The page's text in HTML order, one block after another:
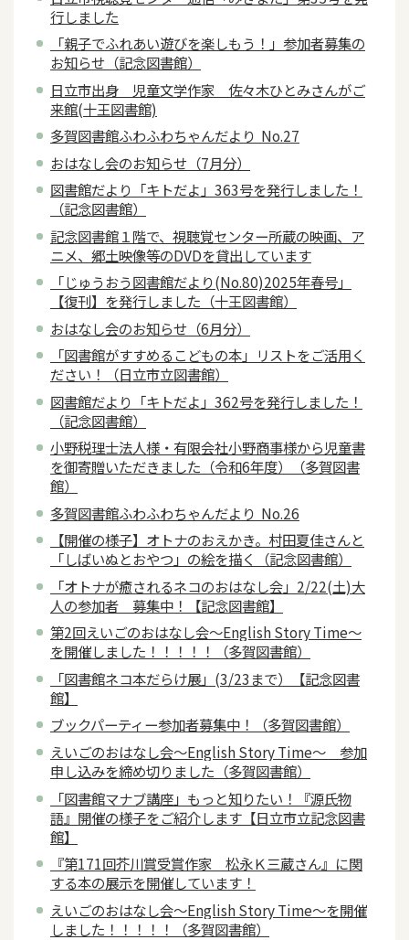
行しました
「親子でふれあい遊びを楽しもう！」参加者募集の
お知らせ（記念図書館）
日立市出身 児童文学作家 佐々木ひとみさんがご
来館(十王図書館)
多賀図書館ふわふわちゃんだより No.27
おはなし会のお知らせ（7月分）
図書館だより「キトだよ」363号を発行しました！
（記念図書館）
記念図書館１階で、視聴覚センター所蔵の映画、ア
ニメ、郷土映像等のDVDを貸出しています
「じゅうおう図書館だより(No.80)2025年春号」
【復刊】を発行しました（十王図書館）
おはなし会のお知らせ（6月分）
「図書館がすすめるこどもの本」リストをご活用く
ださい！（日立市立図書館）
図書館だより「キトだよ」362号を発行しました！
（記念図書館）
小野税理士法人様・有限会社小野商事様から児童書
を御寄贈いただきました（令和6年度）（多賀図書
館）
多賀図書館ふわふわちゃんだより No.26
【開催の様子】オトナのおえかき。村田夏佳さんと
「しばいぬとおやつ」の絵を描く（記念図書館）
「オトナが癒されるネコのおはなし会」2/22(土)大
人の参加者 募集中！【記念図書館】
第2回えいごのおはなし会～English Story Time～
を開催しました！！！！！（多賀図書館）
「図書館ネコ本だらけ展」(3/23まで）【記念図書
館】
ブックパーティー参加者募集中！（多賀図書館）
えいごのおはなし会～English Story Time～ 参加
申し込みを締め切りました（多賀図書館）
「図書館マナブ講座」もっと知りたい！『源氏物
語』開催の様子をご紹介します【日立市立記念図書
館】
『第171回芥川賞受賞作家 松永Ｋ三蔵さん』に関
する本の展示を開催しています！
えいごのおはなし会～English Story Time～を開催
しました！！！！！（多賀図書館）